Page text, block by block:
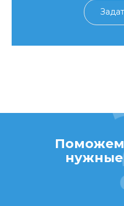
Поможем
нужные